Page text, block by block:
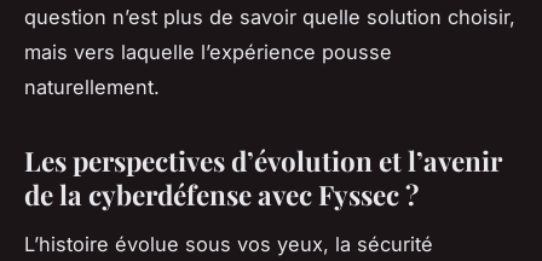
question n’est plus de savoir quelle solution choisir,
mais vers laquelle l’expérience pousse
naturellement.
Les perspectives d’évolution et l’avenir
de la cyberdéfense avec Fyssec ?
L’histoire évolue sous vos yeux, la sécurité